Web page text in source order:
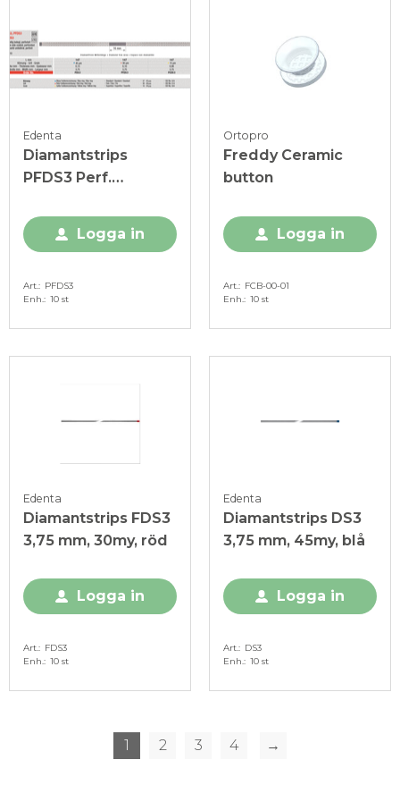
Edenta
Diamantstrips
PFDS3 Perf.
Logga in
Art.
PFDS3
Enh.
10 st
Ortopro
Freddy Ceramic
button
Logga in
Art.
FCB-00-01
Enh.
10 st
Edenta
Diamantstrips FDS3
3,75 mm, 30my, röd
Logga in
Art.
FDS3
Enh. 10 st
Edenta
Diamantstrips DS3
3,75 mm, 45my, blå
Logga in
Art.
DS3
Enh. 10 st
1 2 3 4 →